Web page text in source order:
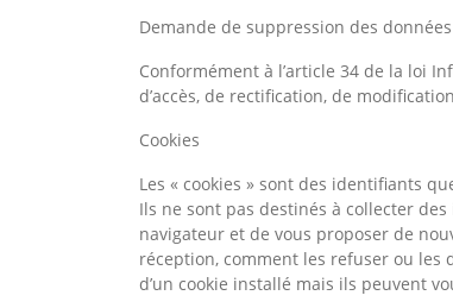
Demande de suppression des
Conformément à l’article 34 de la loi
d’accès, de rectification, de
Cookies
Les « cookies » sont des identifiants
Ils ne sont pas destinés à collecter
navigateur et de vous proposer de
réception, comment les refuser ou les
d’un cookie installé mais ils peuvent